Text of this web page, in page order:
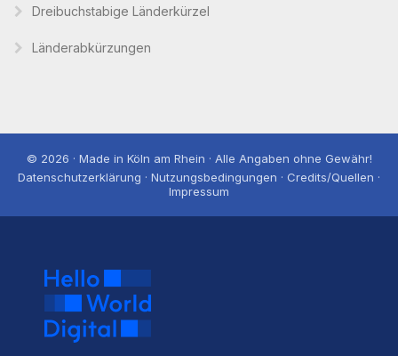
Dreibuchstabige Länderkürzel
Länderabkürzungen
© 2026 · Made in Köln am Rhein · Alle Angaben ohne Gewähr!
Datenschutzerklärung · Nutzungsbedingungen · Credits/Quellen ·
Impressum